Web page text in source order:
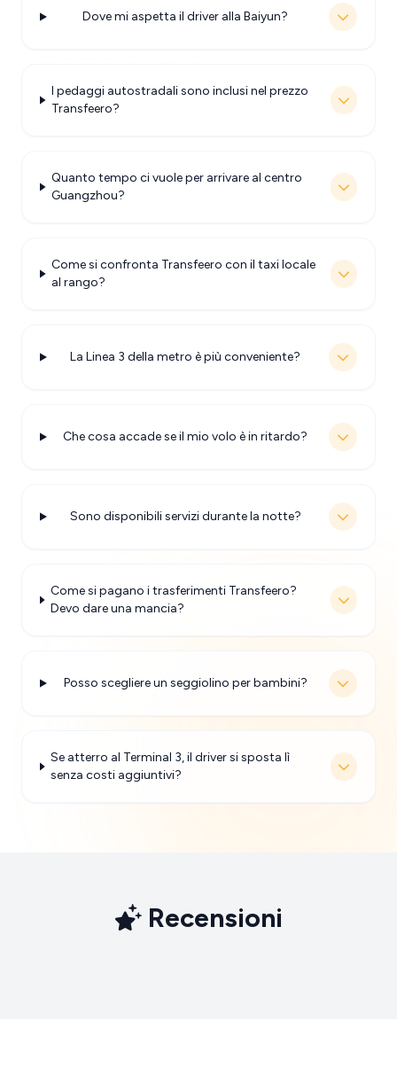
Dove mi aspetta il driver alla Baiyun?
I pedaggi autostradali sono inclusi nel prezzo
Transfeero?
Quanto tempo ci vuole per arrivare al centro
Guangzhou?
Come si confronta Transfeero con il taxi locale
al rango?
La Linea 3 della metro è più conveniente?
Che cosa accade se il mio volo è in ritardo?
Sono disponibili servizi durante la notte?
Come si pagano i trasferimenti Transfeero?
Devo dare una mancia?
Posso scegliere un seggiolino per bambini?
Se atterro al Terminal 3, il driver si sposta lì
senza costi aggiuntivi?
Recensioni